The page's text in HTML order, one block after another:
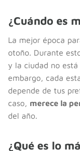
¿Cuándo es
La mejor época
otoño. Durante
y la ciudad no
embargo, cada
depende de tus
caso, merece la
del año.
¿Qué es lo